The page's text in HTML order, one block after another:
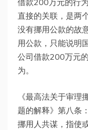
借款200万元的行
直接的关联，是两
没有挪用公款的故
用公款，只能说明
公司借款200万元
为。
《最高法关于审理
题的解释》第八条
挪用人共谋，指使